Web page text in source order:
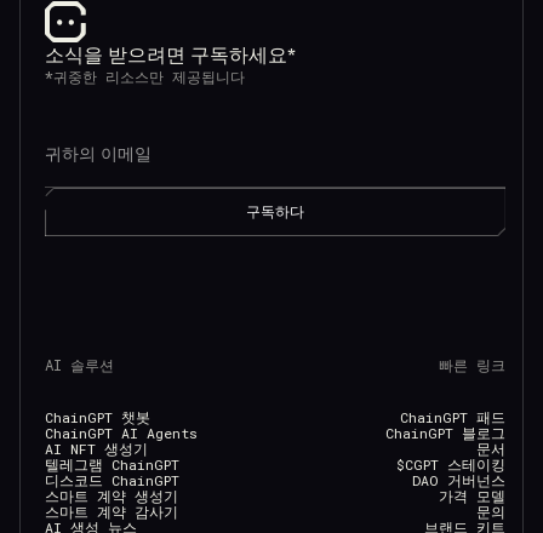
소식을 받으려면 구독하세요*
*귀중한 리소스만 제공됩니다
AI 솔루션
ChainGPT 챗봇
ChainGPT AI Agents
AI NFT 생성기
텔레그램 ChainGPT
디스코드 ChainGPT
스마트 계약 생성기
스마트 계약 감사기
AI 생성 뉴스
빠른 링크
ChainGPT 패드
ChainGPT 블로그
문서
$CGPT 스테이킹
DAO 거버넌스
가격 모델
문의
브랜드 키트